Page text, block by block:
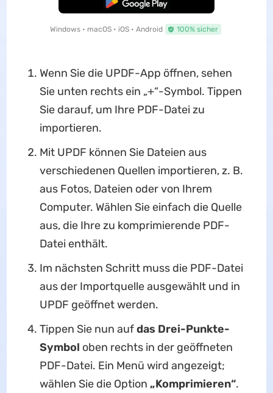
Windows • macOS • iOS • Android 100% sicher
Wenn Sie die UPDF-App öffnen, sehen
Sie unten rechts ein „+“-Symbol. Tippen
Sie darauf, um Ihre PDF-Datei zu
importieren.
Mit UPDF können Sie Dateien aus
verschiedenen Quellen importieren, z. B.
aus Fotos, Dateien oder von Ihrem
Computer. Wählen Sie einfach die Quelle
aus, die Ihre zu komprimierende PDF-
Datei enthält.
Im nächsten Schritt muss die PDF-Datei
aus der Importquelle ausgewählt und in
UPDF geöffnet werden.
Tippen Sie nun aufdas Drei-Punkte-
Symbol oben rechts in der geöffneten
PDF-Datei. Ein Menü wird angezeigt;
wählen Sie die Option „Komprimieren“.